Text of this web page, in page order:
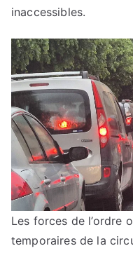
inaccessibles.
Les forces de l’ordre
temporaires de la